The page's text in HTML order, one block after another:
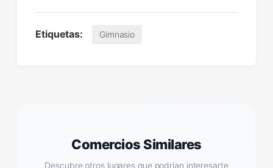
Etiquetas: Gimnasio
Comercios Similares
Descubre otros lugares que podrían interesarte